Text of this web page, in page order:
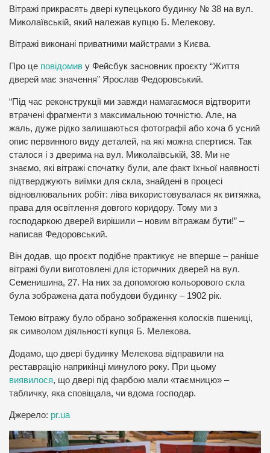
Вітражі прикрасять двері купецького будинку № 38 на вул.
Миколаївській, який належав купцю Б. Мелекову.
Вітражі виконані приватними майстрами з Києва.
Про це повідомив у Фейсбук засновник проєкту “Життя
дверей має значення” Ярослав Федоровський.
“Під час реконструкції ми завжди намагаємося відтворити
втрачені фрагменти з максимальною точністю. Але, на
жаль, дуже рідко залишаються фотографії або хоча б усний
опис первинного виду деталей, на які можна спертися. Так
сталося і з дверима на вул. Миколаївській, 38. Ми не
знаємо, які вітражі спочатку були, але факт їхньої наявності
підтверджують виїмки для скла, знайдені в процесі
відновлювальних робіт: ліва використовувалася як витяжка,
права для освітлення довгого коридору. Тому ми з
господаркою дверей вирішили – новим вітражам бути!” –
написав Федоровський.
Він додав, що проєкт подібне практикує не вперше – раніше
вітражі були виготовлені для історичних дверей на вул.
Семенишина, 27. На них за допомогою кольорового скла
була зображена дата побудови будинку – 1902 рік.
Темою вітражу було обрано зображення колосків пшениці,
як символом діяльності купця Б. Мелекова.
Додамо, що двері будинку Мелекова відправили на
реставрацію наприкінці минулого року. При цьому
виявилося, що двері під фарбою мали «таємницю» –
табличку, яка сповіщала, чи вдома господар.
Джерело: pr.ua